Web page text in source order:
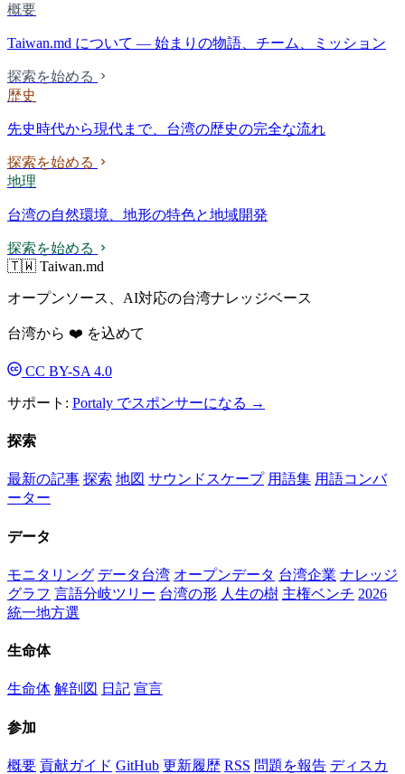
概要
Taiwan.md について — 始まりの物語、チーム、ミッション
探索を始める
歴史
先史時代から現代まで、台湾の歴史の完全な流れ
探索を始める
地理
台湾の自然環境、地形の特色と地域開発
探索を始める
🇹🇼 Taiwan.md
オープンソース、AI対応の台湾ナレッジベース
台湾から ❤️ を込めて
CC BY-SA 4.0
サポート: Portaly でスポンサーになる →
探索
最新の記事 探索 地図 サウンドスケープ 用語集 用語コンバ
ーター
データ
モニタリング データ台湾 オープンデータ 台湾企業 ナレッジ
グラフ 言語分岐ツリー 台湾の形 人生の樹 主権ベンチ 2026
統一地方選
生命体
生命体 解剖図 日記 宣言
参加
概要 貢献ガイド GitHub 更新履歴 RSS 問題を報告 ディスカ